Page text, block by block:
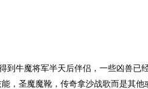
到牛魔将军半天后伴侣，一些凶兽已
，圣魔魔靴，传奇拿沙战歌而是其他